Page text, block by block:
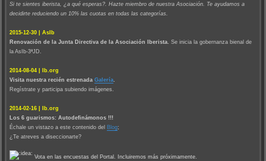
Si te sientes iberista, ¿a qué esperas?. Hazte miembro de nuestra Asociación. Te ayudamos a
decidirte reduciendo un 10% las cuotas en todas las categorías.
2015-12-30 | AsIb
Renovación de la Junta Directiva de la Asociación Iberista. Se inicia la gobernanza bienal de
la AsIb-3ªJD.
2014-08-04 | Ib.org
Visita nuestra recién estrenada Galería.
Regístrate y participa subiendo imágenes.
2014-02-16 | Ib.org
Los 6 guarismos: Autodefinámonos !!!
Échale un vistazo a este contenido del Blog;
¿Te atreves a diseccionarte?
Vota en las encuestas del Portal. Incluiremos más próximamente.